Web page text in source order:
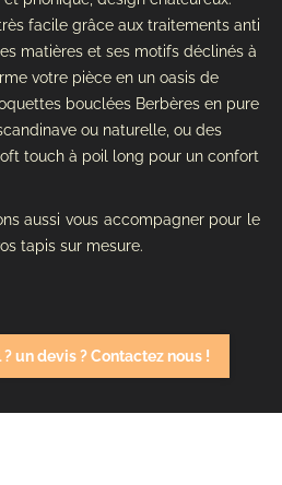
facile grâce aux traitements anti
matières et ses motifs déclinés à
votre pièce en un oasis de
bouclées Berbères en pure
ou naturelle, ou des
touch à poil long pour un confort
aussi vous accompagner pour le
tapis sur mesure.
? un devis ? Contactez nous !